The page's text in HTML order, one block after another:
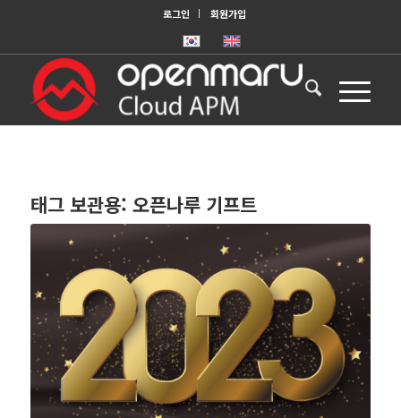
로그인 회원가입
태그 보관용: 오픈나루 기프트